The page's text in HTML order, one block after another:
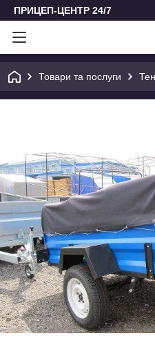
ПРИЦЕП-ЦЕНТР 24/7
Товари та послуги